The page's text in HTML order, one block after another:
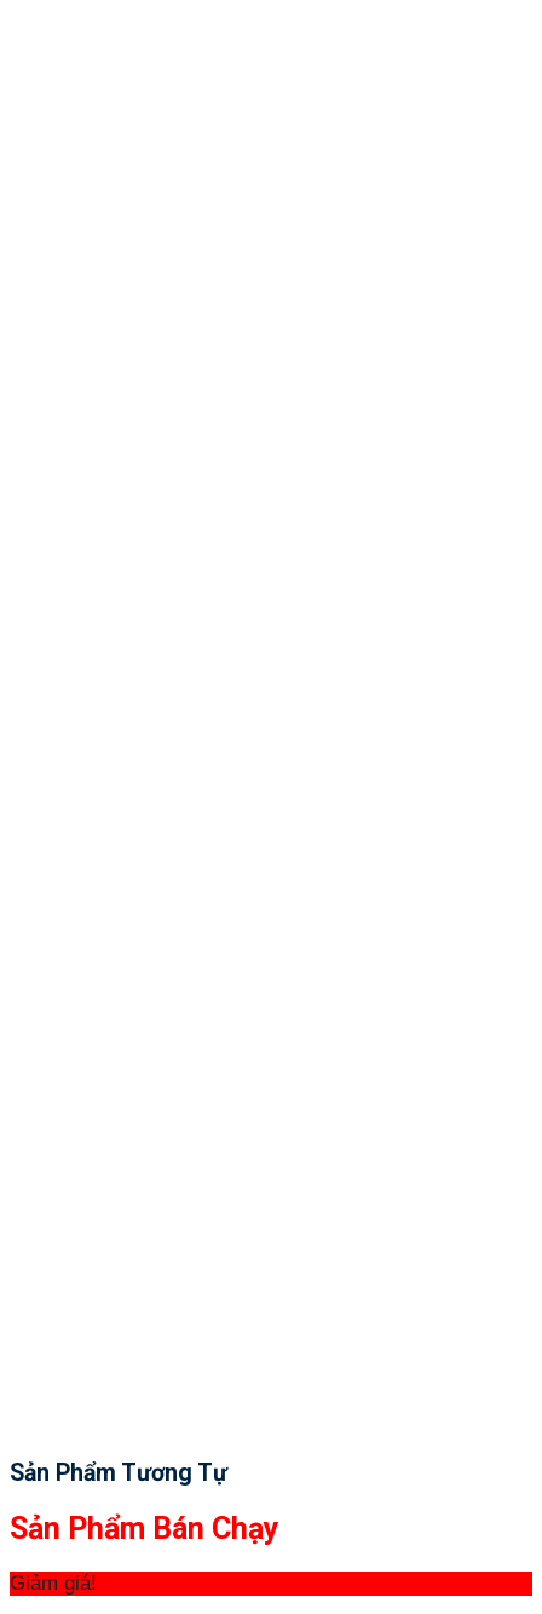
Sản Phẩm Tương Tự
Sản Phẩm Bán Chạy
Giảm giá!